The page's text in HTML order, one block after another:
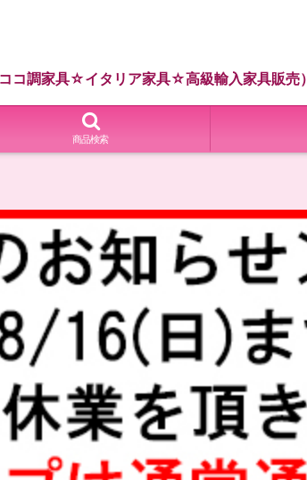
コ調家具☆イタリア家具☆高級輸入家具販売）
商品検索